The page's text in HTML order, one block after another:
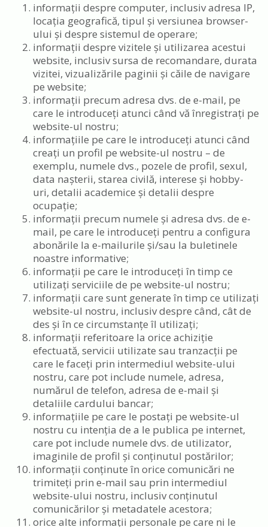
informații despre computer, inclusiv adresa IP,
locația geografică, tipul și versiunea browser-
ului și despre sistemul de operare;
informații despre vizitele și utilizarea acestui
website, inclusiv sursa de recomandare, durata
vizitei, vizualizările paginii și căile de navigare
pe website;
informații precum adresa dvs. de e-mail, pe
care le introduceți atunci când vă înregistrați pe
website-ul nostru;
informațiile pe care le introduceți atunci când
creați un profil pe website-ul nostru – de
exemplu, numele dvs., pozele de profil, sexul,
data nașterii, starea civilă, interese și hobby-
uri, detalii academice și detalii despre
ocupație;
informații precum numele și adresa dvs. de e-
mail, pe care le introduceți pentru a configura
abonările la e-mailurile și/sau la buletinele
noastre informative;
informații pe care le introduceți în timp ce
utilizați serviciile de pe website-ul nostru;
informații care sunt generate în timp ce utilizați
website-ul nostru, inclusiv despre când, cât de
des și în ce circumstanțe îl utilizați;
informații referitoare la orice achiziție
efectuată, servicii utilizate sau tranzacții pe
care le faceți prin intermediul website-ului
nostru, care pot include numele, adresa,
numărul de telefon, adresa de e-mail și
detaliile cardului bancar;
informațiile pe care le postați pe website-ul
nostru cu intenția de a le publica pe internet,
care pot include numele dvs. de utilizator,
imaginile de profil și conținutul postărilor;
informații conținute în orice comunicări ne
trimiteți prin e-mail sau prin intermediul
website-ului nostru, inclusiv conținutul
comunicărilor și metadatele acestora;
orice alte informații personale pe care ni le